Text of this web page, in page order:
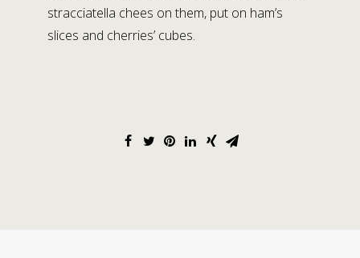
Social Media
stracciatella chees on them, put on ham’s
slices and cherries’ cubes.